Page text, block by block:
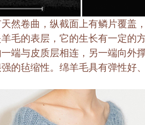
然卷曲，纵截面上有鳞片覆盖
毛的表层，它的生长有一定的
端与皮质层相连，另一端向外
的毡缩性。绵羊毛具有弹性好